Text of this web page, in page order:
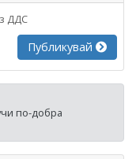
ДДС
Публикувай
по-добра